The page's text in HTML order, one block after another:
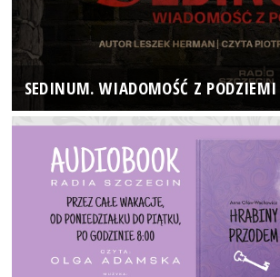
SEDINUM. WIADOMOŚĆ Z PODZIEMI